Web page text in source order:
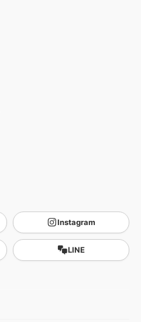
Instagram
LINE